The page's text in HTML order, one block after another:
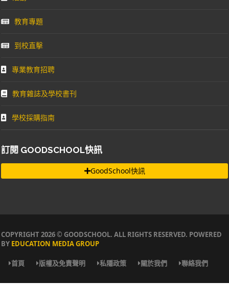
教育專題
到校直擊
專業教育招聘
教育雜誌及學校書刊
學校採購指南
訂閱 GOODSCHOOL快訊
GoodSchool快訊
COPYRIGHT 2026 © GOODSCHOOL. ALL RIGHTS RESERVED. POWERED
BY EDUCATION MEDIA GROUP
首頁 版權及免責聲明 私隱政策 關於我們 聯絡我們